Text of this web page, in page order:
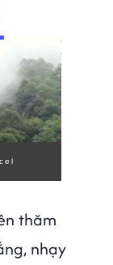
thăm
nhạy